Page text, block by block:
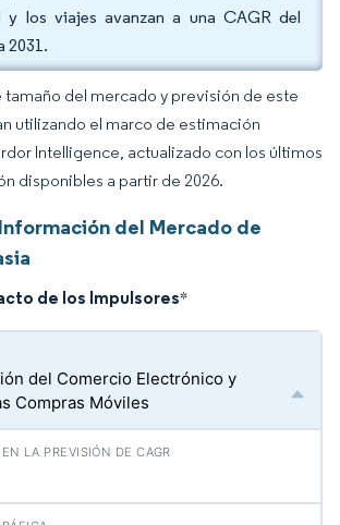
y los viajes avanzan a una CAGR del
2031.
tamaño del mercado y previsión de este
utilizando el marco de estimación
Intelligence, actualizado con los últimos
disponibles a partir de 2026.
del Mercado de
de los Impulsores*
del Comercio Electrónico y
Compras Móviles